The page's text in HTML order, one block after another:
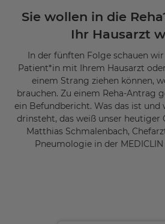
Sie wollen in die
Ihr Hausarzt
In der fünften Folge schauen
Patient*in mit Ihrem Hausarzt
einem Strang ziehen können,
brauchen. Zu einem Reha-Antrag
ein Befundbericht. Was das ist und
drinsteht, das weiß unser heutiger
Matthias Schmalenbach,
Pneumologie in der